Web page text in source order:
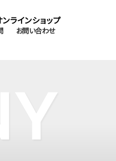
ンラインショップ
お問い合わせ